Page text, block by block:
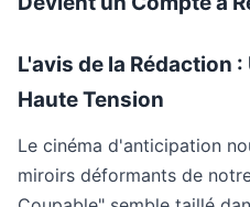
L'avis de la Rédaction
Haute Tension
Le cinéma d'anticipation
miroirs déformants de